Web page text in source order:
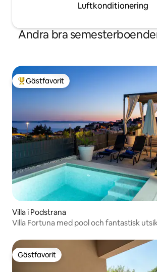
Luftkonditionering
Andra bra
Populär gästfavorit
Gästfavorit
Villa i Podstrana
Villa Fortuna med pool och fantastisk
Gästfavorit
Gästfavorit